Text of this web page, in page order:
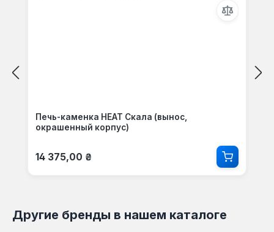
Печь-каменка HEAT Скала (вынос,
окрашенный корпус)
Обычная цена:
14 375,00 ₴
Другие бренды в нашем каталоге